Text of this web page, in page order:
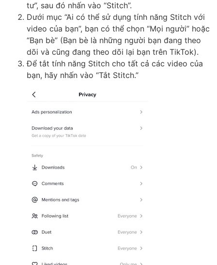
tư”, sau đó nhấn vào “Stitch”.
Dưới mục “Ai có thể sử dụng tính năng Stitch với
video của bạn”, bạn có thể chọn “Mọi người” hoặc
“Bạn bè” (Bạn bè là những người bạn đang theo
dõi và cũng đang theo dõi lại bạn trên TikTok).
Để tắt tính năng Stitch cho tất cả các video của
bạn, hãy nhấn vào “Tắt Stitch.”